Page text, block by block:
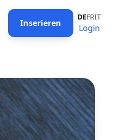
Inserieren
DEFRIT
Login